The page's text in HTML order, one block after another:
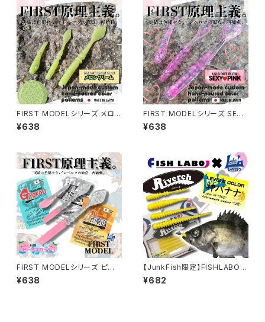
FIRST MODELシリーズ メロン
¥638
FIRST MODELシリーズ SEXY
¥638
FIRST MODELシリーズ ピー
チスカッシュカラー 各種【レベロ
ク】
¥638
【JunkFish限定】FISHLABO×
レベロクコラボ「神バナナ」
¥682